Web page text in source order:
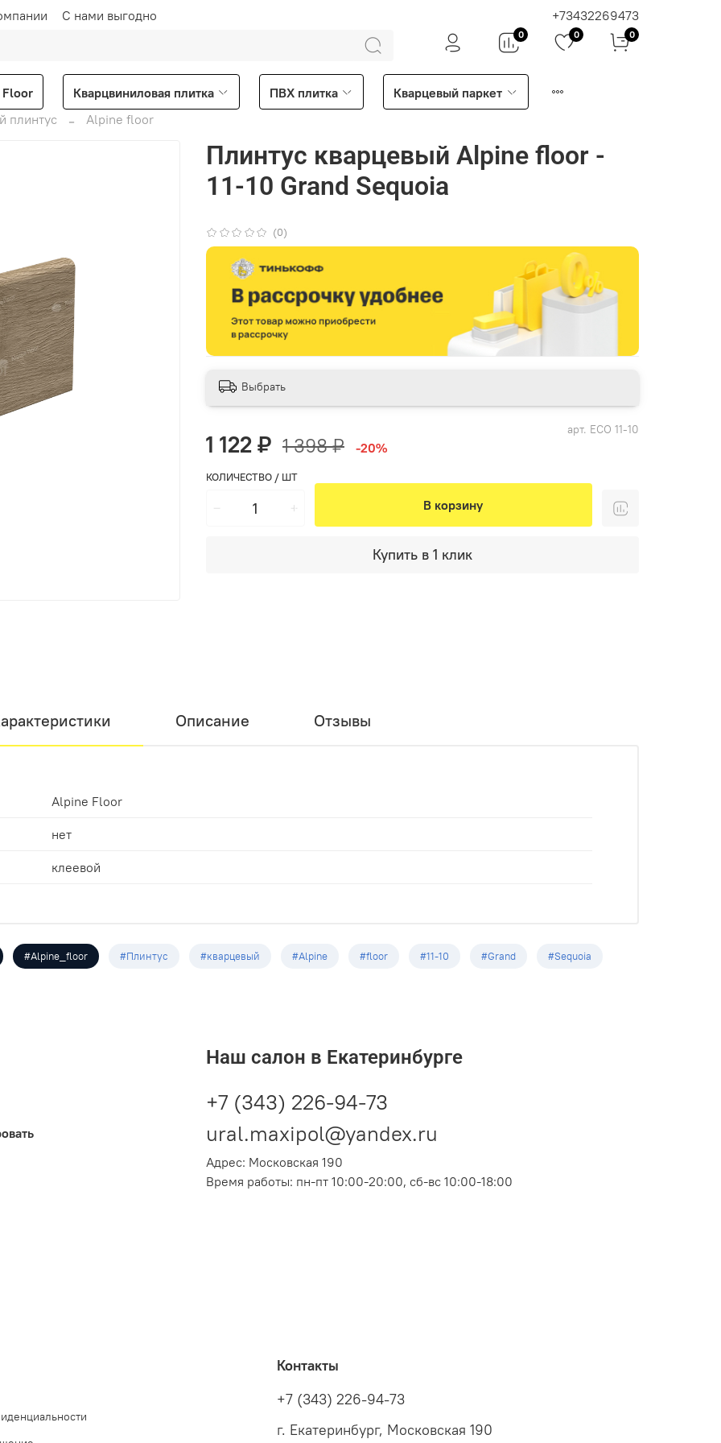
С нами выгодно +73432269473
0 0 0
Floor Кварцвиниловая плитка ПВХ плитка
Кварцевый паркет
плинтус
Alpine floor
(0)
арт. ECO 11-10
Плинтус кварцевый Alpine floor -
11-10 Grand Sequoia
1 122 ₽ 1 398 ₽ -20%
КОЛИЧЕСТВО / ШТ
В корзину
Купить в 1 клик
Выбрать
Описание Отзывы
Alpine Floor
нет
клеевой
#Alpine_floor #Плинтус #кварцевый #Alpine #floor #11-10 #Grand #Sequoia
Наш салон в Екатеринбурге
+7 (343) 226-94-73
ural.maxipol@yandex.ru
Адрес: Московская 190
Время работы: пн-пт 10:00-20:00, сб-вс 10:00-18:00
Контакты
+7 (343) 226-94-73
г. Екатеринбург, Московская 190